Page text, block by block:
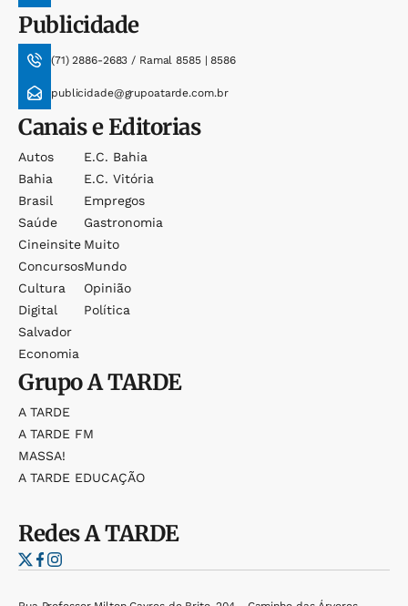
Publicidade
(71) 2886-2683 / Ramal 8585 | 8586
publicidade@grupoatarde.com.br
Canais e Editorias
Autos
Bahia
Brasil
Saúde
Cineinsite
Concursos
Cultura
Digital
Salvador
Economia
E.c. Bahia
E.c. Vitória
Empregos
Gastronomia
Muito
Mundo
Opinião
Política
GrupoA TARDE
A TARDE
A TARDE FM
MASSA!
A TARDE EDUCAÇÃO
RedesA TARDE